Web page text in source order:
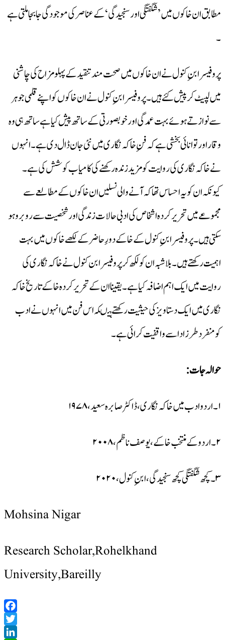
مطابق ان خاکوں میں’ شگفتگی اورسنجیدگی‘کے عناصر کی موجودگی جا بجا ملتی ہے
۔
پروفیسرابنِ کنول نے ان خاکوں میں صحت مند تنقید کے پہلو مزاح کی چاشنی
میں لپیٹ کر پیش کئے ہیں۔ پروفیسر ابنِ کنول نے ان خاکوں کو اپنے قلمی جوہر
سے نوازتے ہوئے بہت عمدگی اور خوبصورتی کے ساتھ پیش کیا ہے ساتھ ہی وہ
وقار اور توانائی بخشی ہے کہ فنِ خاکہ نگاری میں نئی جان ڈال دی ہے۔انہوں
نے خاکہ نگاری کی روایت کو مزید زندہ رکھنے کی کامیاب کوشش کی ہے۔
کیونکہ ان کو یہ احساس تھا کہ آنے والی نسلیں ان خاکوں کے مطالعے سے
مجموعے میں تحریر کردہ اشخاص کی ادبی حالات زندگی اور شخصیت سے رو برو ہو
سکتی ہیں۔ پروفیسرابنِ کنول کے خاکے دورِ حاضر کے لکھے خاکوں میں بہت
اہمیت رکھتے ہیں۔بلاشبہ ان کو لکھ کر پروفیسر ابن کنول نے خاکہ نگاری کی
روایت میں ایک اہم اضافہ کیا ہے ۔یقینا ان کے تحریر کردہ خاکے تاریخ خاکہ
نگاری میں ایک دستاویز کی حیثیت رکھتے ہیںکہ اس فن میں انہوں نے ادب
کومنفرد طرزادا سے واقفیت کرائی ہے۔
حوالہ جات :
۱۔ اردو ادب میں خاکہ نگا ری، ڈاکٹر صابرہ سعید،۱۹۷۸
۲۔ اردو کے منتخب خاکے، یوصف ناظم،۲۰۰۸
۳۔ کچھ شگفتگی کچھ سنجیدگی، ابنِ کنول،۲۰۲۰
Mohsina Nigar
Research Scholar,Rohelkhand
University,Bareilly
Facebook
Twitter